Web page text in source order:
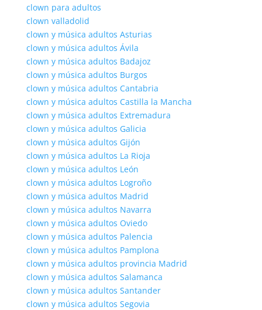
clown para adultos
clown valladolid
clown y música adultos Asturias
clown y música adultos Ávila
clown y música adultos Badajoz
clown y música adultos Burgos
clown y música adultos Cantabria
clown y música adultos Castilla la Mancha
clown y música adultos Extremadura
clown y música adultos Galicia
clown y música adultos Gijón
clown y música adultos La Rioja
clown y música adultos León
clown y música adultos Logroño
clown y música adultos Madrid
clown y música adultos Navarra
clown y música adultos Oviedo
clown y música adultos Palencia
clown y música adultos Pamplona
clown y música adultos provincia Madrid
clown y música adultos Salamanca
clown y música adultos Santander
clown y música adultos Segovia